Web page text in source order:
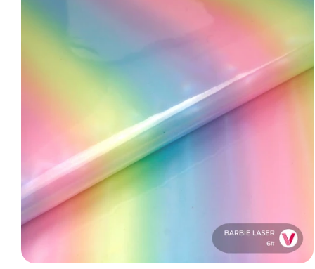
del producto